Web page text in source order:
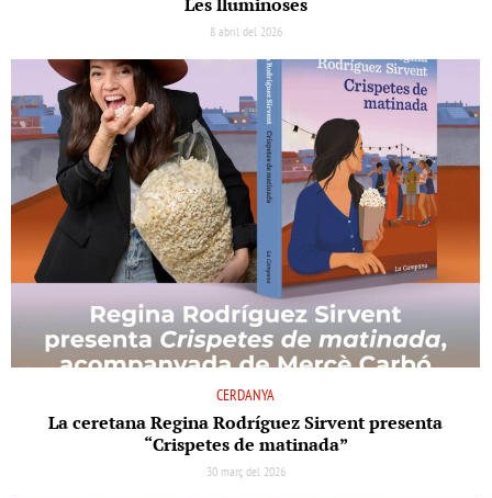
8 abril del 2026
CERDANYA
La ceretana Regina Rodríguez Sirvent presenta
“Crispetes de matinada”
30 març del 2026